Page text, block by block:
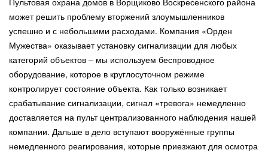
может решить проблему вторжений злоумышленников
успешно и с небольшими расходами. Компания «Орден
Мужества» оказывает установку сигнализации для любых
категорий объектов – мы используем беспроводное
оборудование, которое в круглосуточном режиме
контролирует состояние объекта. Как только возникает
срабатывание сигнализации, сигнал «тревога» немедленно
доставляется на пульт централизованного наблюдения нашей
компании. Дальше в дело вступают вооружённые группы
немедленного реагирования, которые приезжают для осмотра